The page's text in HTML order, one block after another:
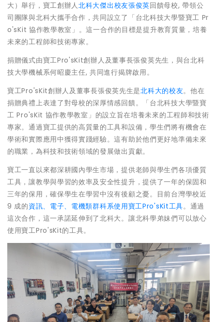
大）舉行，寶工創辦人北科大傑出校友張俊英回饋母校, 帶領公
司團隊與北科大攜手合作，共同設立了「台北科技大學暨寶工 Pr
o'sKit 協作教學教室」。這一合作的目標是提升教育質量，培養
未來的工程師和技術專家。
捐贈儀式由寶工Pro'sKit創辦人及董事長張俊英先生，與台北科
技大學機械系何昭慶主任, 共同進行揭牌啟用。
寶工Pro'sKit創辦人及董事長張俊英先生是北科大的校友。他在
捐贈典禮上表達了對母校的深厚情感回饋。「台北科技大學暨寶
工 Pro'sKit 協作教學教室」的設立旨在培養未來的工程師和技術
專家。通過寶工提供的高質量的工具和設備，學生們將有機會在
學術和實際應用中獲得實踐經驗。這有助於他們更好地準備未來
的職業，為科技和技術領域的發展做出貢獻。
寶工一直以來都深耕國內學生市場，提供老師與學生們各項優質
工具，讓教學與學習的效率及安全性提升，提供了一年的保固和
三年的保用，確保學生在學習中沒有後顧之憂。目前台灣學校近
9 成的資訊、電子、電機類群科系使用寶工Pro'sKit工具。通過
這次合作，這一承諾延伸到了北科大。讓北科學弟妹們可以放心
使用寶工Pro'sKit的工具。